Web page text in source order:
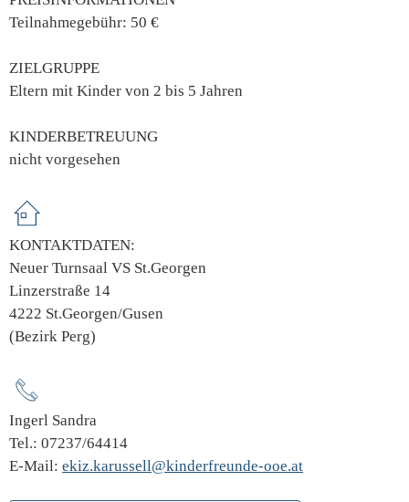
Teilnahmegebühr: 50 €
ZIELGRUPPE
Eltern mit Kinder von 2 bis 5 Jahren
KINDERBETREUUNG
nicht vorgesehen
KONTAKTDATEN:
Neuer Turnsaal VS St.Georgen
Linzerstraße 14
4222 St.Georgen/Gusen
(Bezirk Perg)
Ingerl Sandra
Tel.: 07237/64414
E-Mail: ekiz.karussell@kinderfreunde-ooe.at